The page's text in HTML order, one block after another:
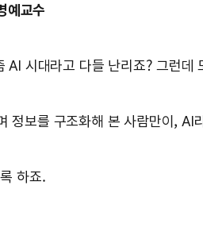
예교수
AI 시대라고 다들 난리죠? 그런
정보를 구조화해 본 사람만이,
하죠.